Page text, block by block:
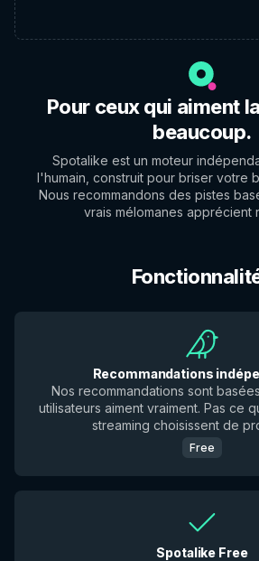
Pour ceux qui aiment
beaucoup.
Spotalike est un moteur
l'humain, construit pour briser votre
Nous recommandons des pistes
vrais mélomanes apprécient
Recommandations
Nos recommandations sont
utilisateurs aiment vraiment. Pas ce
streaming choisissent de
Free
Spotalike Free